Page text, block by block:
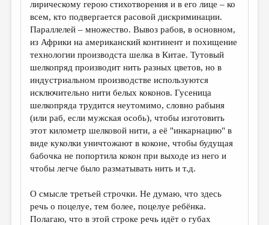
лирическому герою стихотворения и в его лице – ко
всем, кто подвергается расовой дискриминации.
Параллелей – множество. Вывоз рабов, в основном,
из Африки на американский континент и похищение
технологии производста шелка в Китае. Тутовый
шелкопряд производит нить разных цветов, но в
индустриальном производстве используются
исключительно нити белых коконов. Гусеница
шелкопряда трудится неутомимо, словно рабыня
(или раб, если мужская особь), чтобы изготовить
этот километр шелковой нити, а её "инкарнацию" в
виде куколки уничтожают в коконе, чтобы будущая
бабочка не попортила кокон при выходе из него и
чтобы легче было разматывать нить и т.д.
О смысле третьей строчки. Не думаю, что здесь
речь о поцелуе, тем более, поцелуе ребёнка.
Полагаю, что в этой строке речь идёт о губах